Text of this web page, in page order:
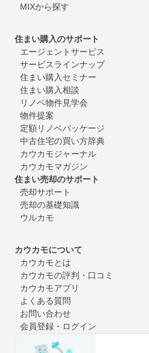
MIXから探す
住まい購入のサポート
エージェントサービス
サービスラインナップ
住まい購入セミナー
住まい購入相談
リノベ物件見学会
物件提案
定額リノベパッケージ
中古住宅の買い方辞典
カウカモジャーナル
カウカモマガジン
住まい売却のサポート
売却サポート
売却の基礎知識
ウルカモ
カウカモについて
カウカモとは
カウカモの評判・口コミ
カウカモアプリ
よくある質問
お問い合わせ
会員登録・ログイン